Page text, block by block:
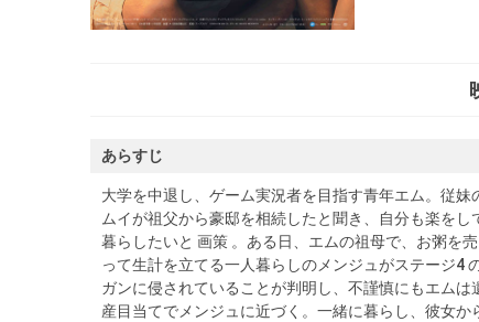
あらすじ
大学を中退し、ゲーム実況者を目指す青年エム。従妹
ムイが祖父から豪邸を相続したと聞き、自分も楽をし
暮らしたいと 画策 。ある日、エムの祖母で、お粥を売
って生計を立てる一人暮らしのメンジュがステージ4
ガンに侵されていることが判明し、不謹慎にもエムは
産目当てでメンジュに近づく。一緒に暮らし、彼女か